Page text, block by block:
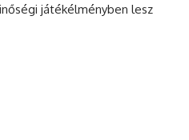
játékélményben lesz